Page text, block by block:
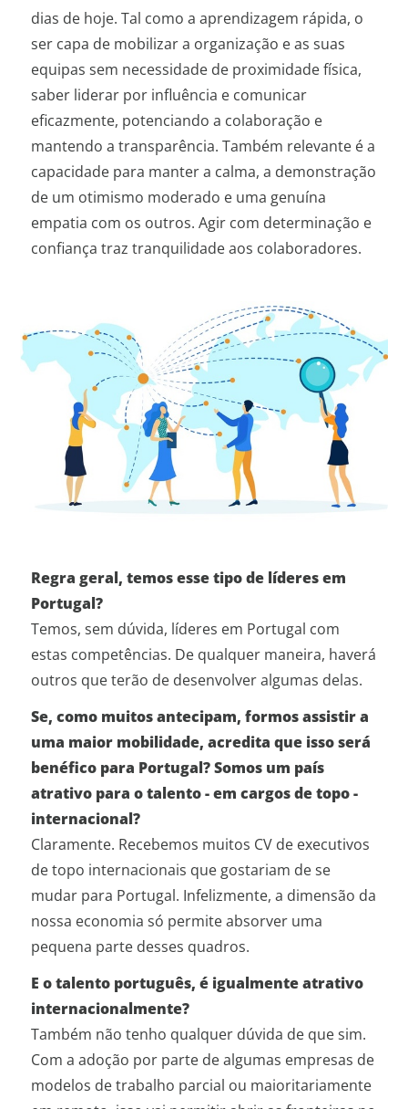
dias de hoje. Tal como a aprendizagem rápida, o
ser capa de mobilizar a organização e as suas
equipas sem necessidade de proximidade física,
saber liderar por influência e comunicar
eficazmente, potenciando a colaboração e
mantendo a transparência. Também relevante é a
capacidade para manter a calma, a demonstração
de um otimismo moderado e uma genuína
empatia com os outros. Agir com determinação e
confiança traz tranquilidade aos colaboradores.
Regra geral, temos esse tipo de líderes em
Portugal?
Temos, sem dúvida, líderes em Portugal com
estas competências. De qualquer maneira, haverá
outros que terão de desenvolver algumas delas.
Se, como muitos antecipam, formos assistir a
uma maior mobilidade, acredita que isso será
benéfico para Portugal? Somos um país
atrativo para o talento - em cargos de topo -
internacional?
Claramente. Recebemos muitos CV de executivos
de topo internacionais que gostariam de se
mudar para Portugal. Infelizmente, a dimensão da
nossa economia só permite absorver uma
pequena parte desses quadros.
E o talento português, é igualmente atrativo
internacionalmente?
Também não tenho qualquer dúvida de que sim.
Com a adoção por parte de algumas empresas de
modelos de trabalho parcial ou maioritariamente